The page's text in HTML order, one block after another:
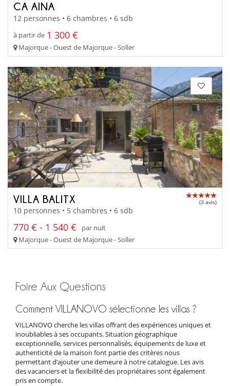
CA AINA
12 personnes • 6 chambres • 6 sdb
à partir de 1 300 €
Majorque - Ouest de Majorque - Soller
VILLA BALITX (3 avis)
10 personnes • 5 chambres • 6 sdb
770 € - 1 540 €
par nuit
Majorque - Ouest de Majorque - Soller
Foire Aux Questions
Comment VILLANOVO sélectionne les villas ?
VILLANOVO cherche les villas offrant des expériences uniques et
inoubliables à ses occupants. Situation géographique
exceptionnelle, services personnalisés, équipements de luxe et
authenticité de la maison font partie des critères nous
permettant d’ajouter une demeure à notre catalogue. Les avis
des vacanciers et la flexibilité des propriétaires sont également
pris en compte.